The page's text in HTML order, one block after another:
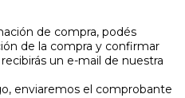
de compra, podés
de la compra y confirmar
un e-mail de nuestra
enviaremos el comprobante